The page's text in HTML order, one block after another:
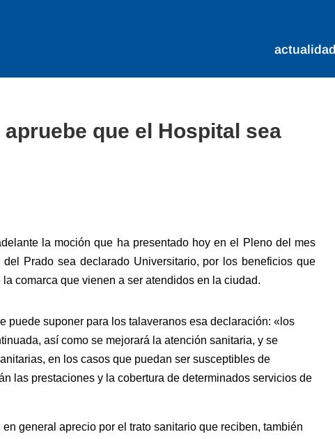
actualidad
que el Hospital sea
la moción que ha presentado hoy en el Pleno del mes
Prado sea declarado Universitario, por los beneficios que
comarca que vienen a ser atendidos en la ciudad.
puede suponer para los talaveranos esa declaración: «los
así como se mejorará la atención sanitaria, y se
en los casos que puedan ser susceptibles de
las prestaciones y la cobertura de determinados servicios de
general aprecio por el trato sanitario que reciben, también